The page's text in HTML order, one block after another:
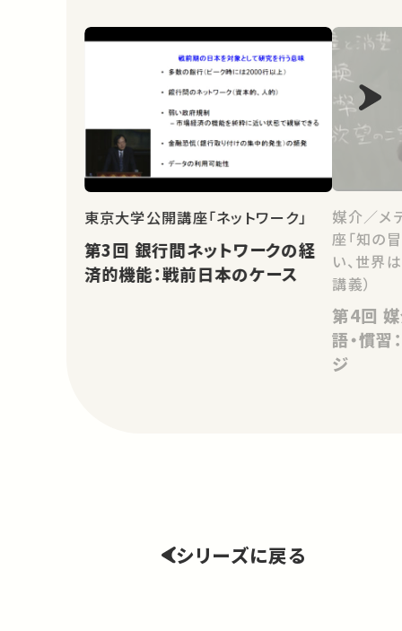
東京大学公開講座「ネットワーク」
第3回 銀行間ネットワークの経
済的機能：戦前日本のケース
媒介／メ
座「知の
い、世界
講義）
第4回 媒介者としての貨幣・言
語・慣習
ジ
シリーズに戻る